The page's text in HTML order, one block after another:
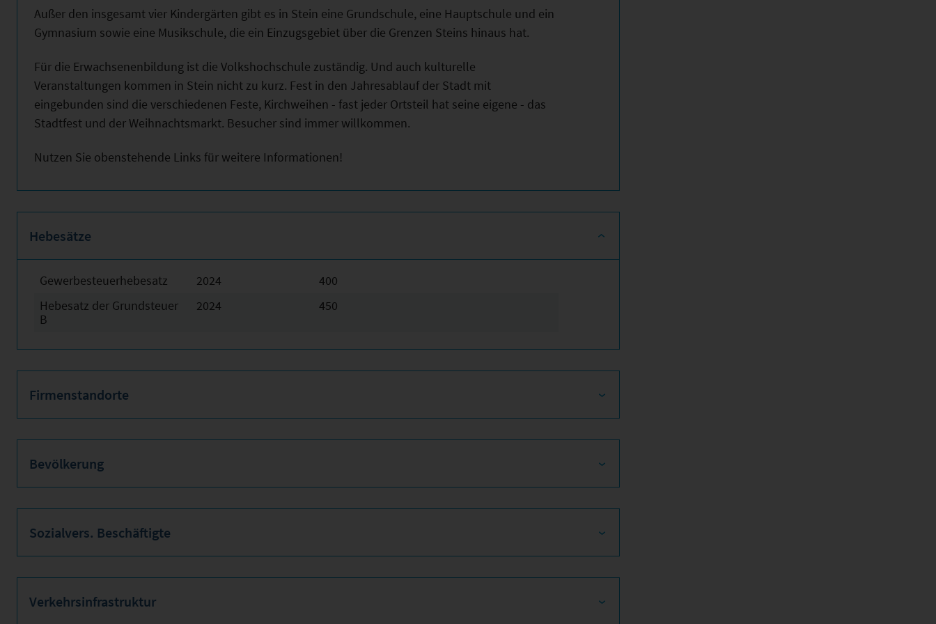
Außer den insgesamt vier Kindergärten gibt es in Stein eine Grundschule, eine Hauptschule und ein
Gymnasium sowie eine Musikschule, die ein Einzugsgebiet über die Grenzen Steins hinaus hat.
Für die Erwachsenenbildung ist die Volkshochschule zuständig. Und auch kulturelle
Veranstaltungen kommen in Stein nicht zu kurz. Fest in den Jahresablauf der Stadt mit
eingebunden sind die verschiedenen Feste, Kirchweihen - fast jeder Ortsteil hat seine eigene - das
Stadtfest und der Weihnachtsmarkt. Besucher sind immer willkommen.
Nutzen Sie obenstehende Links für weitere Informationen!
Hebesätze
Gewerbesteuerhebesatz 2024
400
Hebesatz der Grundsteuer
B
2024 450
Firmenstandorte
Bevölkerung
Sozialvers. Beschäftigte
Verkehrsinfrastruktur